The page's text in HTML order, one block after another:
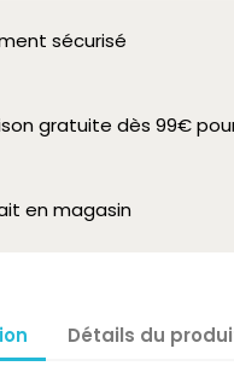
sécurisé
gratuite dès 99€
en magasin
Détails du